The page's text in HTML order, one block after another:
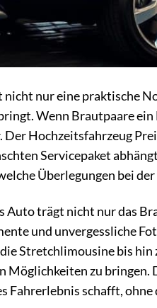
nur eine praktische
Wenn Brautpaare
Hochzeitsfahrzeug
Servicepaket
Überlegungen bei
Auto trägt nicht nur das
und unvergessliche
Stretchlimousine bis
Möglichkeiten zu
Fahrerlebnis schafft, ohne